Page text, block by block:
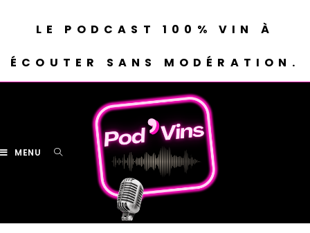
LE PODCAST 100% VIN À
ÉCOUTER SANS MODÉRATION.
MENU